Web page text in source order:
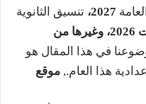
2027، تنسيق الثانوية
الكليات 2026، وغيرها من
في هذا المقال هو
هذا العام., موقع